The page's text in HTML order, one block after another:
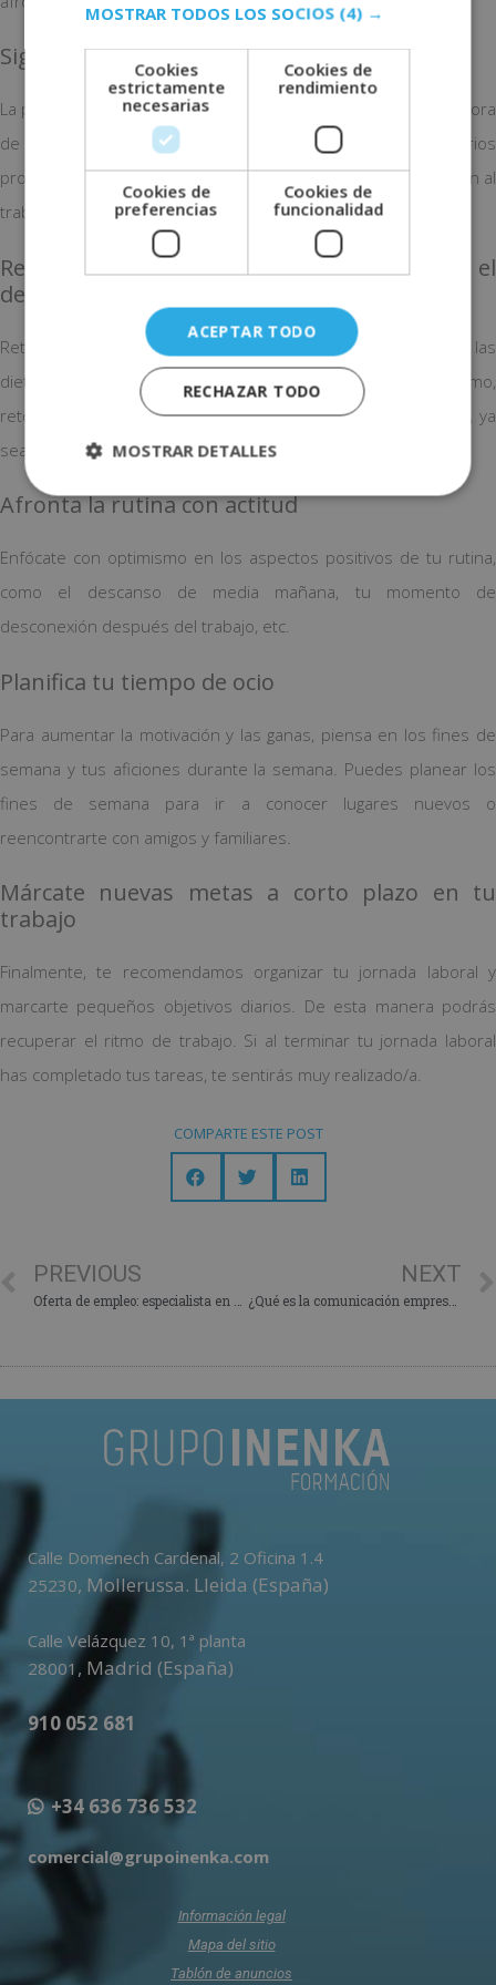
Sigue un periodo de adaptación
La planificación y la organización son los mejores aliados a la hora
de afrontar la rutina de nuevo. Por lo que, retoma los horarios
progresivamente, y junto a tu familia, antes de la incorporación al
trabajo y al colegio.
Reintroduce los hábitos alimenticios y el
deporte
Retomar los hábitos saludables te hará sentir mejor. Evita las
dietas de choque y planea una dieta equilibrada. Asimismo,
retoma el ejercicio físico entre una media hora y hora diaria, ya
sea ir andar o a clases de pilates tres veces a la semana.
Afronta la rutina con actitud
Enfócate con optimismo en los aspectos positivos de tu rutina,
como el descanso de media mañana, tu momento de
desconexión después del trabajo, etc.
Planifica tu tiempo de ocio
Para aumentar la motivación y las ganas, piensa en los fines de
semana y tus aficiones durante la semana. Puedes planear los
fines de semana para ir a conocer lugares nuevos o
reencontrarte con amigos y familiares.
Márcate nuevas metas a corto plazo en tu
trabajo
Finalmente, te recomendamos organizar tu jornada laboral y
marcarte pequeños objetivos diarios. De esta manera podrás
recuperar el ritmo de trabajo. Si al terminar tu jornada laboral
has completado tus tareas, te sentirás muy realizado/a.
COMPARTE ESTE POST
PREVIOUS NEXT
¿Qué es la comunicación empresarial o corporativa?
Calle Domenech Cardenal, 2 Oficina 1.4
25230, Mollerussa. Lleida (España)
Calle Velázquez 10, 1ª planta
28001, Madrid (España)
910 052 681
+34 636 736 532
comercial@grupoinenka.com
Información legal
Mapa del sitio
Tablón de anuncios
MOSTRAR TODOS LOS SOCIOS (4) →
Cookies
estrictamente
necesarias
Cookies de
rendimiento
Cookies de
preferencias
Cookies de
funcionalidad
ACEPTAR TODO
RECHAZAR TODO
MOSTRAR DETALLES